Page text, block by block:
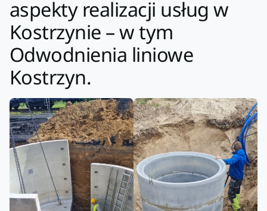
aspekty realizacji usług w
Kostrzynie – w tym
Odwodnienia liniowe
Kostrzyn.